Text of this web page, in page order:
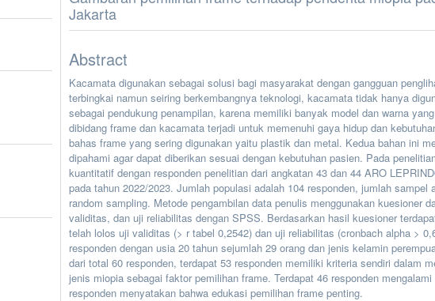
Jakarta
Abstract
Kacamata digunakan sebagai solusi bagi masyarakat dengan gangguan
terbingkai namun seiring berkembangnya teknologi, kacamata tidak hanya
sebagai pendukung penampilan, karena memiliki banyak model dan warna
dibidang frame dan kacamata terjadi untuk memenuhi gaya hidup dan
bahas frame yang sering digunakan yaitu plastik dan metal. Kedua bahan ini
dipahami agar dapat diberikan sesuai dengan kebutuhan pasien. Pada
kuantitatif dengan responden penelitian dari angkatan 43 dan 44 ARO
pada tahun 2022/2023. Jumlah populasi adalah 104 responden, jumlah
random sampling. Metode pengambilan data penulis menggunakan kuesioner
validitas, dan uji reliabilitas dengan SPSS. Berdasarkan hasil kuesioner
telah lolos uji validitas (> r tabel 0,2542) dan uji reliabilitas (cronbach alpha >
responden dengan usia 20 tahun sejumlah 29 orang dan jenis kelamin
dari total 60 responden, terdapat 53 responden memiliki kriteria sendiri dalam
jenis miopia sebagai faktor pemilihan frame. Terdapat 46 responden
responden menyatakan bahwa edukasi pemilihan frame penting.